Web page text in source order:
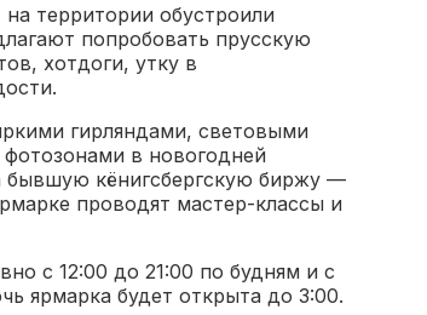
территории обустроили
попробовать прусскую
хотдоги, утку в
гирляндами, световыми
в новогодней
бывшую кёнигсбергскую биржу —
проводят мастер-классы и
с 12:00 до 21:00 по будням и с
ярмарка будет открыта до 3:00.